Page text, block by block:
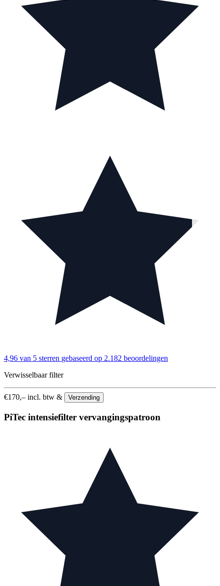
4,96 van 5 sterren gebaseerd op 2.182 beoordelingen
Verwisselbaar filter
€170,– incl. btw & Verzending
PiTec intensiefilter vervangingspatroon